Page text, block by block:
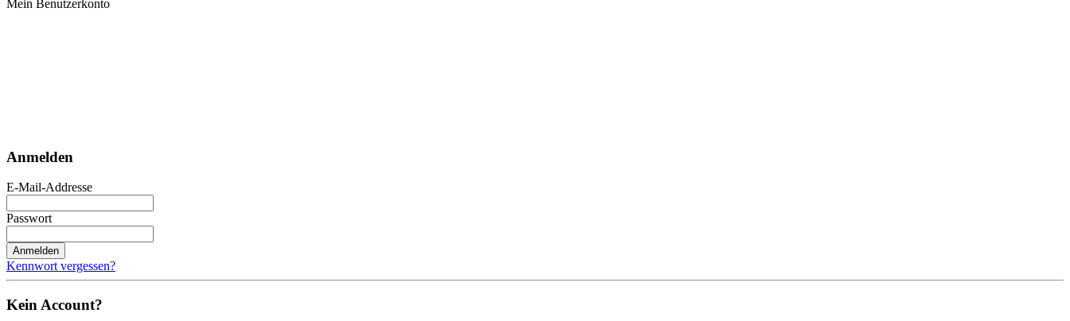
Mein Benutzerkonto
Anmelden
E-Mail-Addresse
Passwort
Anmelden
Kennwort vergessen?
Kein Account?